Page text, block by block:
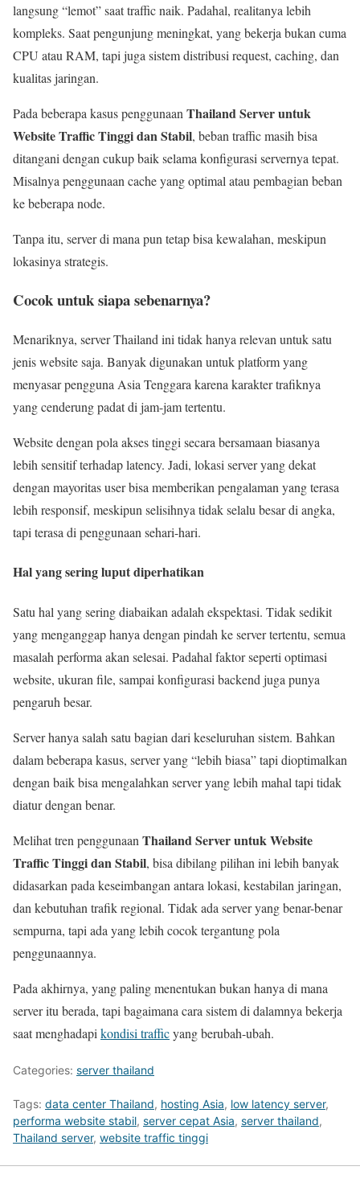
langsung “lemot” saat traffic naik. Padahal, realitanya lebih
kompleks. Saat pengunjung meningkat, yang bekerja bukan cuma
CPU atau RAM, tapi juga sistem distribusi request, caching, dan
kualitas jaringan.
Pada beberapa kasus penggunaan Thailand Server untuk
Website Traffic Tinggi dan Stabil, beban traffic masih bisa
ditangani dengan cukup baik selama konfigurasi servernya tepat.
Misalnya penggunaan cache yang optimal atau pembagian beban
ke beberapa node.
Tanpa itu, server di mana pun tetap bisa kewalahan, meskipun
lokasinya strategis.
Cocok untuk siapa sebenarnya?
Menariknya, server Thailand ini tidak hanya relevan untuk satu
jenis website saja. Banyak digunakan untuk platform yang
menyasar pengguna Asia Tenggara karena karakter trafiknya
yang cenderung padat di jam-jam tertentu.
Website dengan pola akses tinggi secara bersamaan biasanya
lebih sensitif terhadap latency. Jadi, lokasi server yang dekat
dengan mayoritas user bisa memberikan pengalaman yang terasa
lebih responsif, meskipun selisihnya tidak selalu besar di angka,
tapi terasa di penggunaan sehari-hari.
Hal yang sering luput diperhatikan
Satu hal yang sering diabaikan adalah ekspektasi. Tidak sedikit
yang menganggap hanya dengan pindah ke server tertentu, semua
masalah performa akan selesai. Padahal faktor seperti optimasi
website, ukuran file, sampai konfigurasi backend juga punya
pengaruh besar.
Server hanya salah satu bagian dari keseluruhan sistem. Bahkan
dalam beberapa kasus, server yang “lebih biasa” tapi dioptimalkan
dengan baik bisa mengalahkan server yang lebih mahal tapi tidak
diatur dengan benar.
Melihat tren penggunaan Thailand Server untuk Website
Traffic Tinggi dan Stabil, bisa dibilang pilihan ini lebih banyak
didasarkan pada keseimbangan antara lokasi, kestabilan jaringan,
dan kebutuhan trafik regional. Tidak ada server yang benar-benar
sempurna, tapi ada yang lebih cocok tergantung pola
penggunaannya.
Pada akhirnya, yang paling menentukan bukan hanya di mana
server itu berada, tapi bagaimana cara sistem di dalamnya bekerja
saat menghadapi kondisi trafficyang berubah-ubah.
Categories: server thailand
Tags: data center Thailand, hosting Asia, low latency server,
performa website stabil, server cepat Asia, server thailand,
Thailand server, website traffic tinggi